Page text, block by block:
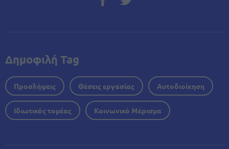
Δημοφιλή Tag
Προσλήψεις Θέσεις εργασίας Αυτοδιοίκηση
Ιδιωτικός τομέας Κοινωνικό Μέρισμα